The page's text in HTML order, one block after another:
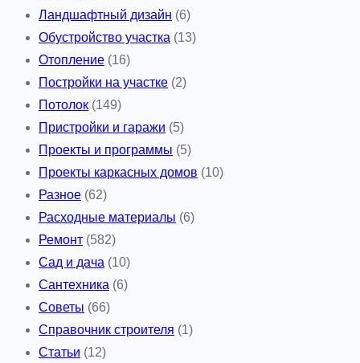
Ландшафтный дизайн (6)
Обустройство участка (13)
Отопление (16)
Постройки на участке (2)
Потолок (149)
Пристройки и гаражи (5)
Проекты и программы (5)
Проекты каркасных домов (10)
Разное (62)
Расходные материалы (6)
Ремонт (582)
Сад и дача (10)
Сантехника (6)
Советы (66)
Справочник строителя (1)
Статьи (12)